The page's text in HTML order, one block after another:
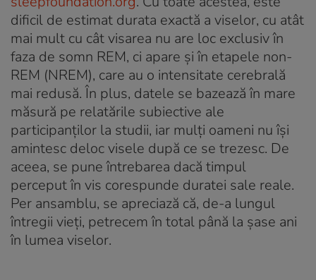
dificil de estimat durata exactă a viselor, cu atât
mai mult cu cât visarea nu are loc exclusiv în
faza de somn REM, ci apare și în etapele non-
REM (NREM), care au o intensitate cerebrală
mai redusă. În plus, datele se bazează în mare
măsură pe relatările subiective ale
participanților la studii, iar mulți oameni nu își
amintesc deloc visele după ce se trezesc. De
aceea, se pune întrebarea dacă timpul
perceput în vis corespunde duratei sale reale.
Per ansamblu, se apreciază că, de-a lungul
întregii vieți, petrecem în total până la șase ani
în lumea viselor.